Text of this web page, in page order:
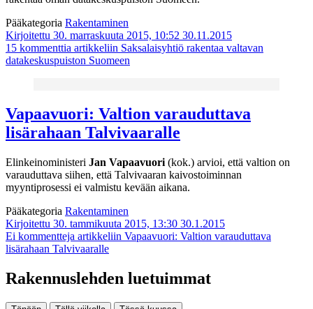
Pääkategoria Rakentaminen
Kirjoitettu 30. marraskuuta 2015, 10:52 30.11.2015
15 kommenttia artikkeliin Saksalaisyhtiö rakentaa valtavan
datakeskuspuiston Suomeen
Vapaavuori: Valtion varauduttava
lisärahaan Talvivaaralle
Elinkeinoministeri Jan Vapaavuori (kok.) arvioi, että valtion on
varauduttava siihen, että Talvivaaran kaivostoiminnan
myyntiprosessi ei valmistu kevään aikana.
Pääkategoria Rakentaminen
Kirjoitettu 30. tammikuuta 2015, 13:30 30.1.2015
Ei kommentteja artikkeliin Vapaavuori: Valtion varauduttava
lisärahaan Talvivaaralle
Rakennuslehden luetuimmat